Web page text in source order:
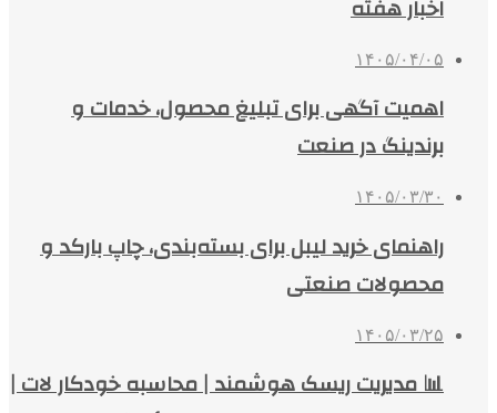
اخبار هفته
۱۴۰۵/۰۴/۰۵
اهمیت آگهی برای تبلیغ محصول، خدمات و
برندینگ در صنعت
۱۴۰۵/۰۳/۳۰
راهنمای خرید لیبل برای بسته‌بندی، چاپ بارکد و
محصولات صنعتی
۱۴۰۵/۰۳/۲۵
📊 مدیریت ریسک هوشمند | محاسبه خودکار لات |